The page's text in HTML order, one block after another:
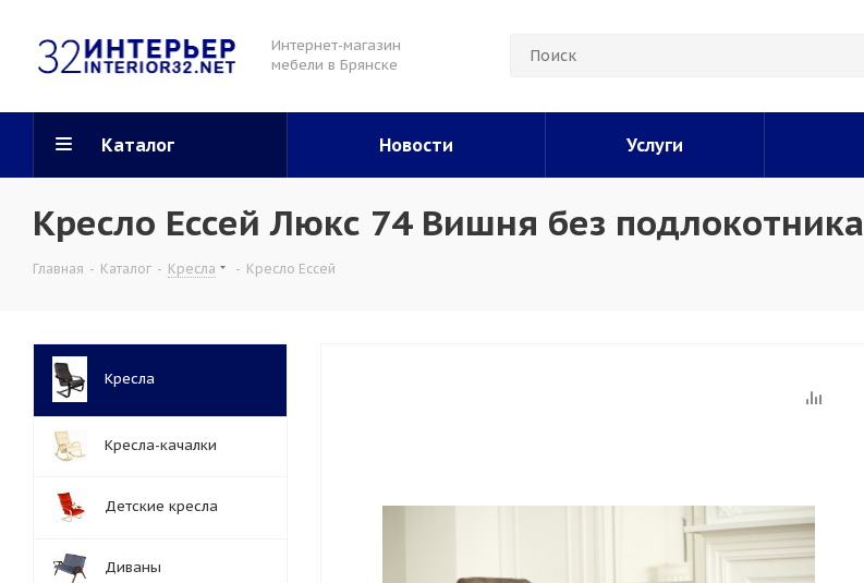
Интернет-магазин
мебели в Брянске
Каталог Новости Услуги
Кресло Ессей Люкс 74 Вишня без подлокотника
Главная - Каталог - Кресла - Кресло Ессей
Кресла
Кресла-качалки
Детские кресла
Диваны